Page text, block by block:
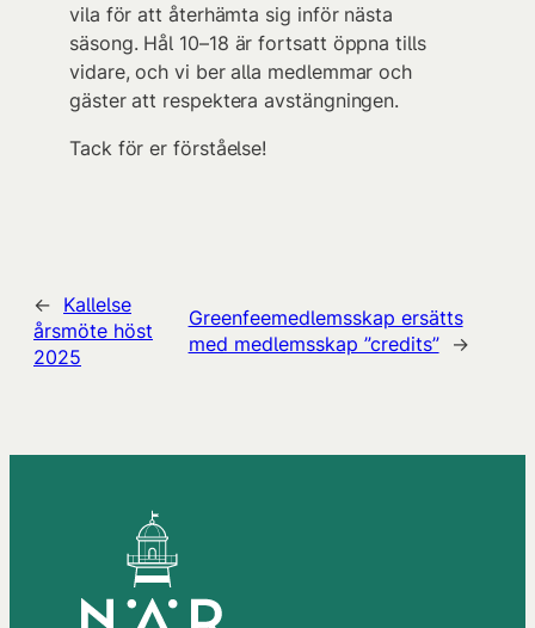
vila för att återhämta sig inför nästa
säsong. Hål 10–18 är fortsatt öppna tills
vidare, och vi ber alla medlemmar och
gäster att respektera avstängningen.
Tack för er förståelse!
← Kallelse
årsmöte höst
2025
Greenfeemedlemsskap ersätts
med medlemsskap ”credits”
→